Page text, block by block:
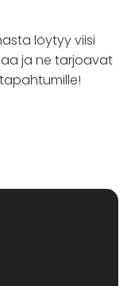
löytyy viisi
ja ne tarjoavat